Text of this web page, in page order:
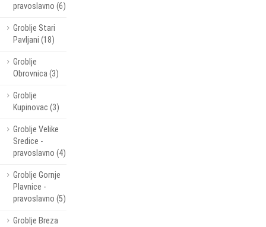
pravoslavno (6)
Groblje Stari
Pavljani (18)
Groblje
Obrovnica (3)
Groblje
Kupinovac (3)
Groblje Velike
Sredice -
pravoslavno (4)
Groblje Gornje
Plavnice -
pravoslavno (5)
Groblje Breza